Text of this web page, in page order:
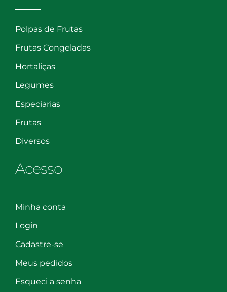
Polpas de Frutas
Frutas Congeladas
Hortaliças
Legumes
Especiarias
Frutas
Diversos
Acesso
Minha conta
Login
Cadastre-se
Meus pedidos
Esqueci a senha